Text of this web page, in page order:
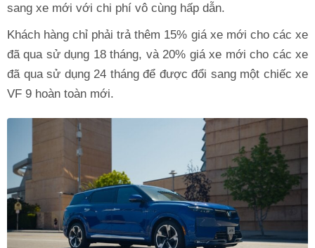
sang xe mới với chi phí vô cùng hấp dẫn.
Khách hàng chỉ phải trả thêm 15% giá xe mới cho các xe
đã qua sử dụng 18 tháng, và 20% giá xe mới cho các xe
đã qua sử dụng 24 tháng để được đổi sang một chiếc xe
VF 9 hoàn toàn mới.